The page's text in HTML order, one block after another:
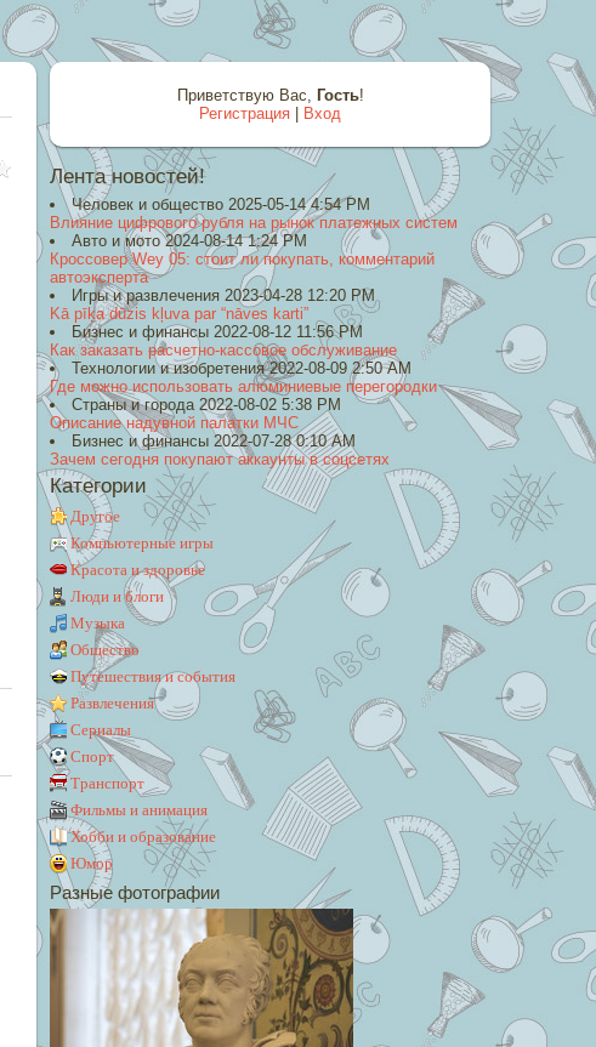
Приветствую Вас, Гость!
Регистрация
Вход
Лента новостей!
Человек и общество 2025-05-14 4:54 PM
Влияние цифрового рубля на рынок платежных систем
Авто и мото 2024-08-14 1:24 PM
Кроссовер Wey 05: стоит ли покупать, комментарий
автоэксперта
Игры и развлечения 2023-04-28 12:20 PM
Kā pīķa dūzis kļuva par “nāves karti”
Бизнес и финансы 2022-08-12 11:56 PM
Как заказать расчетно-кассовое обслуживание
Технологии и изобретения 2022-08-09 2:50 AM
Где можно использовать алюминиевые перегородки
Страны и города 2022-08-02 5:38 PM
Описание надувной палатки МЧС
Бизнес и финансы 2022-07-28 0:10 AM
Зачем сегодня покупают аккаунты в соцсетях
Категории
Другое
Компьютерные игры
Красота и здоровье
Люди и блоги
Музыка
Общество
Путешествия и события
Развлечения
Сериалы
Спорт
Транспорт
Фильмы и анимация
Хобби и образование
Юмор
Разные фотографии